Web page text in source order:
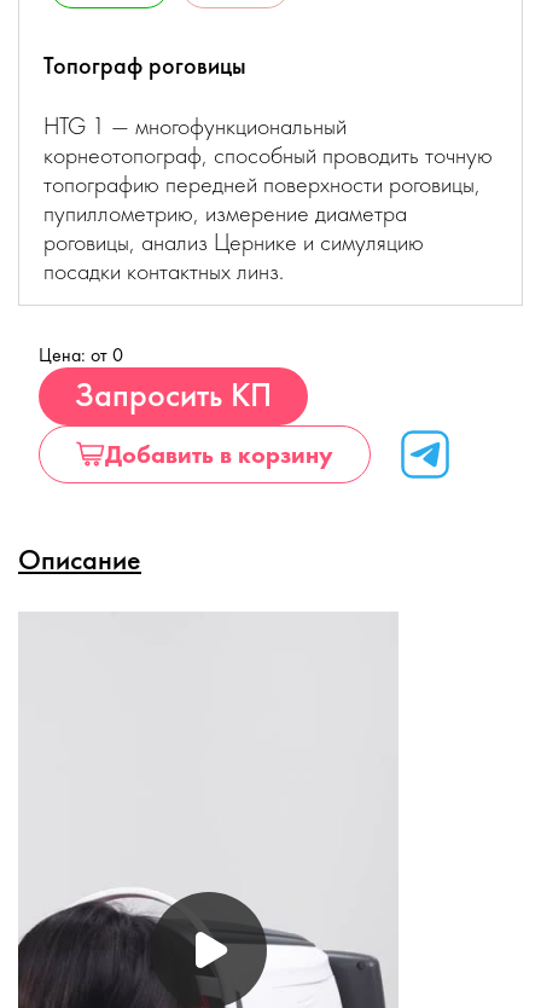
Топограф роговицы
HTG 1 — многофункциональный
корнеотопограф, способный проводить точную
топографию передней поверхности роговицы,
пупиллометрию, измерение диаметра
роговицы, анализ Цернике и симуляцию
посадки контактных линз.
Цена: от 0
Запросить КП
Добавить в корзину
Описание